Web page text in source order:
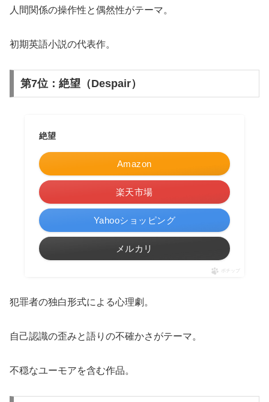
人間関係の操作性と偶然性がテーマ。
初期英語小説の代表作。
第7位：絶望（Despair）
絶望
Amazon
楽天市場
Yahooショッピング
メルカリ
ポチップ
犯罪者の独白形式による心理劇。
自己認識の歪みと語りの不確かさがテーマ。
不穏なユーモアを含む作品。